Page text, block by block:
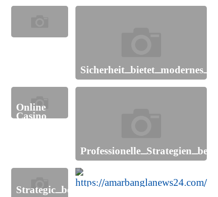
Online
Casino
জামিন পেলেন মাহমুদুর রহমান